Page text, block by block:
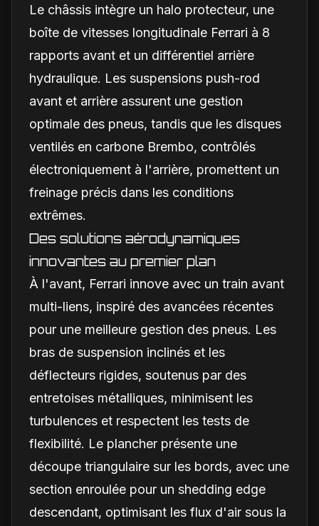
Le châssis intègre un halo protecteur, une
boîte de vitesses longitudinale Ferrari à 8
rapports avant et un différentiel arrière
hydraulique. Les suspensions push-rod
avant et arrière assurent une gestion
optimale des pneus, tandis que les disques
ventilés en carbone Brembo, contrôlés
électroniquement à l'arrière, promettent un
freinage précis dans les conditions
extrêmes.
Des solutions aérodynamiques
innovantes au premier plan
À l'avant, Ferrari innove avec un train avant
multi-liens, inspiré des avancées récentes
pour une meilleure gestion des pneus. Les
bras de suspension inclinés et les
déflecteurs rigides, soutenus par des
entretoises métalliques, minimisent les
turbulences et respectent les tests de
flexibilité. Le plancher présente une
découpe triangulaire sur les bords, avec une
section enroulée pour un shedding edge
descendant, optimisant les flux d'air sous la